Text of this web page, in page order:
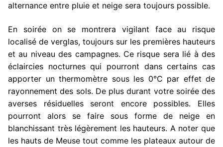
alternance entre pluie et neige sera toujours possible.
En soirée on se montrera vigilant face au risque
localisé de verglas, toujours sur les premières hauteurs
et au niveau des campagnes. Ce risque sera lié à des
éclaircies nocturnes qui pourront dans certains cas
apporter un thermomètre sous les 0°C par effet de
rayonnement des sols. De plus durant votre soirée des
averses résiduelles seront encore possibles. Elles
pourront alors se faire sous forme de neige en
blanchissant très légèrement les hauteurs. A noter que
les hauts de Meuse tout comme les plateaux autour de